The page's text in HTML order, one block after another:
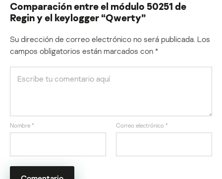
Comparación entre el módulo 50251 de
Regin y el keylogger “Qwerty”
Su dirección de correo electrónico no será publicada. Los
campos obligatorios están marcados con *
Nombre * Correo electrónico *